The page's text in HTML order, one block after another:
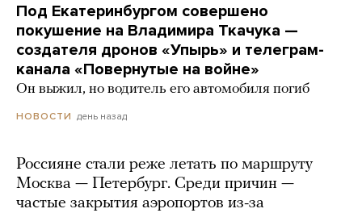
Под Екатеринбургом совершено
покушение на Владимира Ткачука —
создателя дронов «Упырь» и телеграм-
канала «Повернутые на войне»
Он выжил, но водитель его автомобиля погиб
НОВОСТИ день назад
Россияне стали реже летать по маршруту
Москва — Петербург. Среди причин —
частые закрытия аэропортов из-за